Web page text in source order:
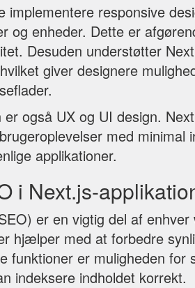
implementere responsive
og enheder. Dette er
Desuden understøtter
giver designere
også UX og UI design.
med minimal
applikationer.
i Next.js-
er en vigtig del af
hjælper med at forbedre
funktioner er muligheden for
indeksere indholdet korrekt.